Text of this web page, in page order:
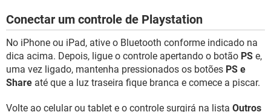
Conectar um controle de Playstation
No iPhone ou iPad, ative o Bluetooth conforme indicado na
dica acima. Depois, ligue o controle apertando o botão PS e,
uma vez ligado, mantenha pressionados os botões PS e
Share até que a luz traseira fique branca e comece a piscar.
Volte ao celular ou tablet e o controle surgirá na lista Outros